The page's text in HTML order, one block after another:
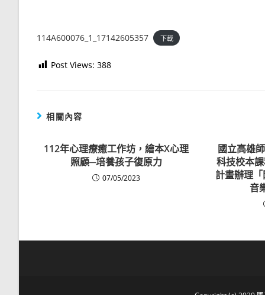
114A600076_1_17142605357 下載
Post Views: 388
相關內容
112年心理療癒工作坊，繪本X心理
照顧─培養孩子復原力
07/05/2023
國立高雄
科技校本
計畫辦理
音